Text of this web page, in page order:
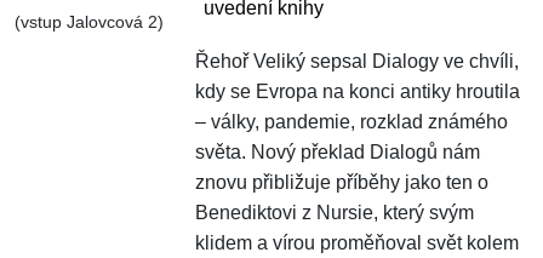
(vstup Jalovcová 2)
uvedení knihy
Řehoř Veliký sepsal Dialogy ve chvíli,
kdy se Evropa na konci antiky hroutila
– války, pandemie, rozklad známého
světa. Nový překlad Dialogů nám
znovu přibližuje příběhy jako ten o
Benediktovi z Nursie, který svým
klidem a vírou proměňoval svět kolem